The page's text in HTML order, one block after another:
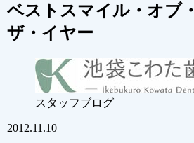
ベストスマイル・オブ・
ザ・イヤー
スタッフブログ
2012.11.10